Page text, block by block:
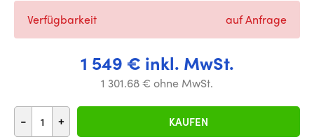
1 549 € inkl. MwSt.
1 301.68 € ohne MwSt.
- + KAUFEN
Verfügbarkeit auf Anfrage